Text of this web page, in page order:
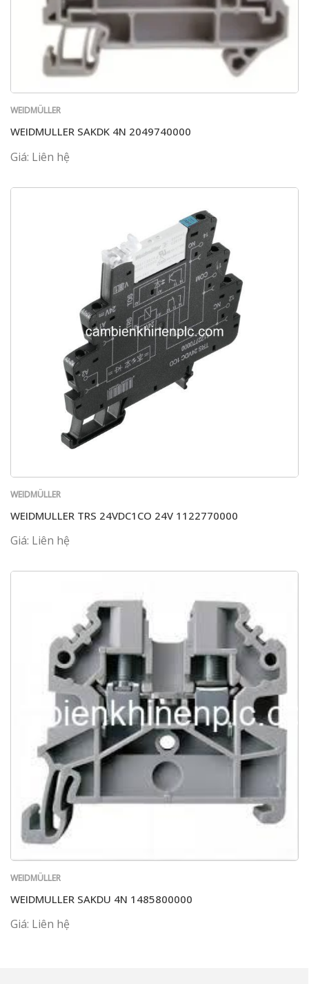
WEIDMÜLLER
WEIDMULLER SAKDK 4N 2049740000
Giá: Liên hệ
WEIDMÜLLER
WEIDMULLER TRS 24VDC1CO 24V 1122770000
Giá: Liên hệ
WEIDMÜLLER
WEIDMULLER SAKDU 4N 1485800000
Giá: Liên hệ